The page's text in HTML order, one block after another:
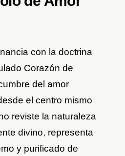
con la doctrina
Corazón de
del amor
el centro mismo
reviste la naturaleza
divino, representa
y purificado de